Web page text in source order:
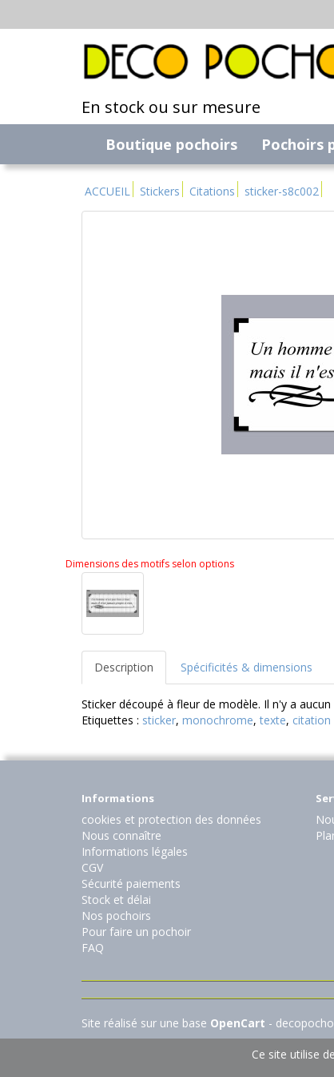
En stock ou sur mesure
Boutique pochoirs Pochoirs
ACCUEIL Stickers Citations sticker-s8c002
Dimensions des motifs selon options
Description Spécificités & dimensions
Sticker découpé à fleur de modèle. Il n'y a
Etiquettes : sticker, monochrome,texte, citation
Informations
cookies et protection des données
Nous connaître
Informations légales
CGV
Sécurité paiements
Stock et délai
Nos pochoirs
Pour faire un pochoir
FAQ
Site réalisé sur une base OpenCart -
Ce site utilise